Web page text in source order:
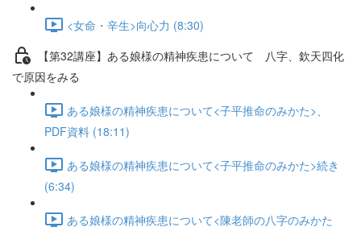
<女命・辛生>向心力 (8:30)
【第32講座】ある娘様の精神疾患について 八字、欽天四化
で原因をみる
ある娘様の精神疾患について<子平推命のみかた>、
PDF資料 (18:11)
ある娘様の精神疾患について<子平推命のみかた>続き
(6:34)
ある娘様の精神疾患について<陳老師の八字のみかた